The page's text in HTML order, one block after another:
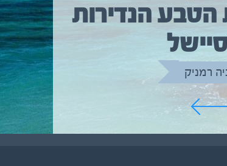
הטבע הנדירות
רמניק